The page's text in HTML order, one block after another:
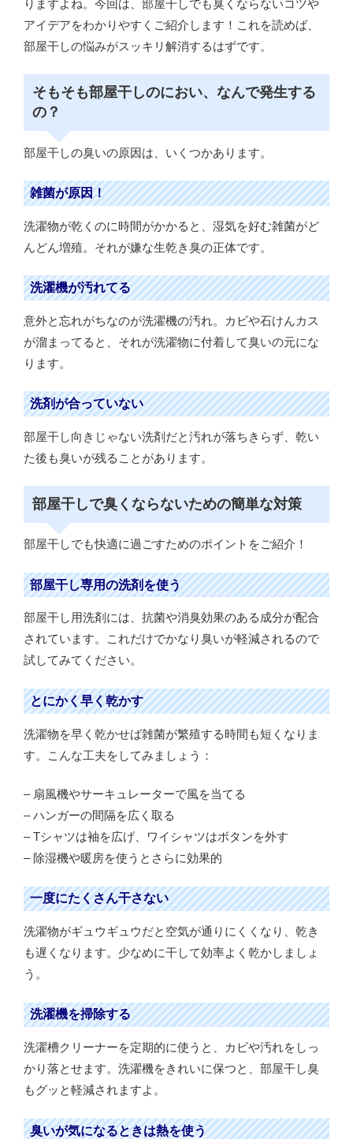
りますよね。今回は、部屋干しでも臭くならないコツや
アイデアをわかりやすくご紹介します！これを読めば、
部屋干しの悩みがスッキリ解消するはずです。
そもそも部屋干しのにおい、なんで発生する
の？
部屋干しの臭いの原因は、いくつかあります。
雑菌が原因！
洗濯物が乾くのに時間がかかると、湿気を好む雑菌がど
んどん増殖。それが嫌な生乾き臭の正体です。
洗濯機が汚れてる
意外と忘れがちなのが洗濯機の汚れ。カビや石けんカス
が溜まってると、それが洗濯物に付着して臭いの元にな
ります。
洗剤が合っていない
部屋干し向きじゃない洗剤だと汚れが落ちきらず、乾い
た後も臭いが残ることがあります。
部屋干しで臭くならないための簡単な対策
部屋干しでも快適に過ごすためのポイントをご紹介！
部屋干し専用の洗剤を使う
部屋干し用洗剤には、抗菌や消臭効果のある成分が配合
されています。これだけでかなり臭いが軽減されるので
試してみてください。
とにかく早く乾かす
洗濯物を早く乾かせば雑菌が繁殖する時間も短くなりま
す。こんな工夫をしてみましょう：
– 扇風機やサーキュレーターで風を当てる
– ハンガーの間隔を広く取る
– Tシャツは袖を広げ、ワイシャツはボタンを外す
– 除湿機や暖房を使うとさらに効果的
一度にたくさん干さない
洗濯物がギュウギュウだと空気が通りにくくなり、乾き
も遅くなります。少なめに干して効率よく乾かしましょ
う。
洗濯機を掃除する
洗濯槽クリーナーを定期的に使うと、カビや汚れをしっ
かり落とせます。洗濯機をきれいに保つと、部屋干し臭
もグッと軽減されますよ。
臭いが気になるときは熱を使う